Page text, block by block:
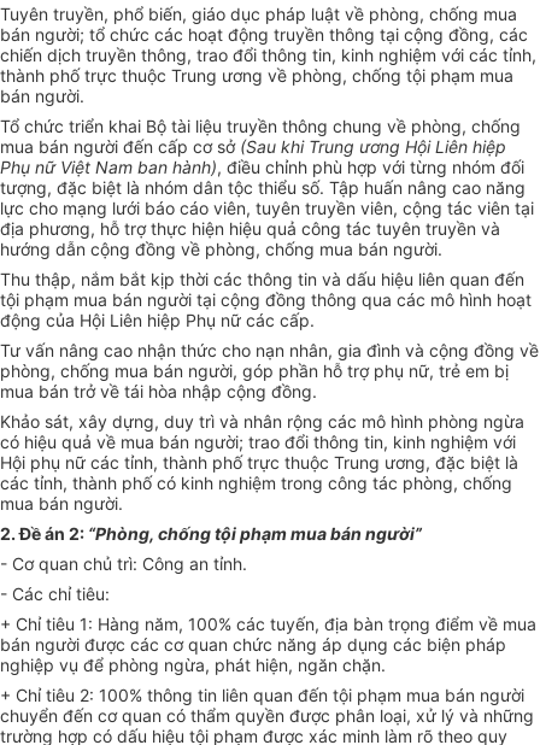
Tuyên truyền, phổ biến, giáo dục pháp luật về phòng, chống mua
bán người; tổ chức các hoạt động truyền thông tại cộng đồng, các
chiến dịch truyền thông, trao đổi thông tin, kinh nghiệm với các tỉnh,
thành phố trực thuộc Trung ương về phòng, chống tội phạm mua
bán người.
Tổ chức triển khai Bộ tài liệu truyền thông chung về phòng, chống
mua bán người đến cấp cơ sở (Sau khi Trung ương Hội Liên hiệp
Phụ nữ Việt Nam ban hành), điều chỉnh phù hợp với từng nhóm đối
tượng, đặc biệt là nhóm dân tộc thiểu số. Tập huấn nâng cao năng
lực cho mạng lưới báo cáo viên, tuyên truyền viên, cộng tác viên tại
địa phương, hỗ trợ thực hiện hiệu quả công tác tuyên truyền và
hướng dẫn cộng đồng về phòng, chống mua bán người.
Thu thập, nắm bắt kịp thời các thông tin và dấu hiệu liên quan đến
tội phạm mua bán người tại cộng đồng thông qua các mô hình hoạt
động của Hội Liên hiệp Phụ nữ các cấp.
Tư vấn nâng cao nhận thức cho nạn nhân, gia đình và cộng đồng về
phòng, chống mua bán người, góp phần hỗ trợ phụ nữ, trẻ em bị
mua bán trở về tái hòa nhập cộng đồng.
Khảo sát, xây dựng, duy trì và nhân rộng các mô hình phòng ngừa
có hiệu quả về mua bán người; trao đổi thông tin, kinh nghiệm với
Hội phụ nữ các tỉnh, thành phố trực thuộc Trung ương, đặc biệt là
các tỉnh, thành phố có kinh nghiệm trong công tác phòng, chống
mua bán người.
2.Đề án 2: “Phòng, chống tội phạm mua bán người”
- Cơ quan chủ trì: Công an tỉnh.
- Các chỉ tiêu:
+ Chỉ tiêu 1: Hàng năm, 100% các tuyến, địa bàn trọng điểm về mua
bán người được các cơ quan chức năng áp dụng các biện pháp
nghiệp vụ để phòng ngừa, phát hiện, ngăn chặn.
+ Chỉ tiêu 2: 100% thông tin liên quan đến tội phạm mua bán người
chuyển đến cơ quan có thẩm quyền được phân loại, xử lý và những
trường hợp có dấu hiệu tội phạm được xác minh làm rõ theo quy